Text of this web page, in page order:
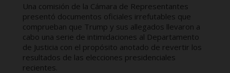
Una comisión de la Cámara de Representantes
presentó documentos oficiales irrefutables que
comprueban que Trump y sus allegados llevaron a
cabo una serie de intimidaciones al Departamento
de Justicia con el propósito anotado de revertir los
resultados de las elecciones presidenciales
recientes.